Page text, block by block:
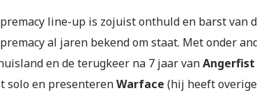
line-up is zojuist onthuld en barst van
al jaren bekend om staat. Met onder
en de terugkeer na 7 jaar vanAngerfist
solo en presenterenWarface (hij heeft